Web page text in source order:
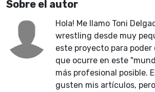
Sobre el autor
Hola! Me llamo Toni
wrestling desde muy
este proyecto para
que ocurre en este
más profesional posible.
gusten mis artículos,